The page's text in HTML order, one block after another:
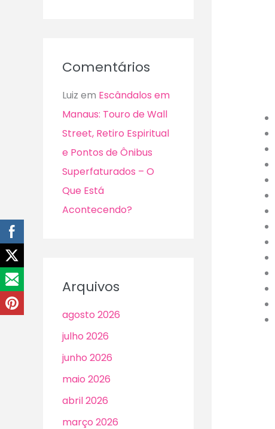
Comentários
Luiz em Escândalos em
Manaus: Touro de Wall
Street, Retiro Espiritual
e Pontos de Ônibus
Superfaturados – O
Que Está
Acontecendo?
Arquivos
agosto 2026
julho 2026
junho 2026
maio 2026
abril 2026
março 2026